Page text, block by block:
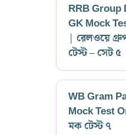
RRB Group
GK Mock
| রেলওয়ে
টেস্ট – সেট ৫
WB Gram
Mock Test
মক টেস্ট ৭